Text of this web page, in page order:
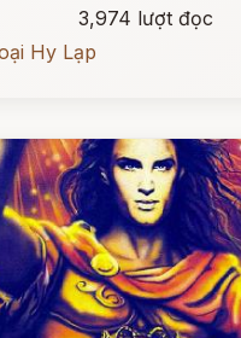
3,974 lượt đọc
Hy Lạp